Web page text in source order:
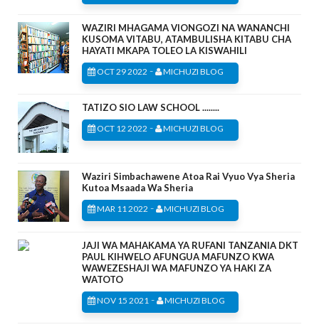
WAZIRI MHAGAMA VIONGOZI NA WANANCHI
KUSOMA VITABU, ATAMBULISHA KITABU CHA
HAYATI MKAPA TOLEO LA KISWAHILI
OCT 29 2022 - MICHUZI BLOG
TATIZO SIO LAW SCHOOL ........
OCT 12 2022 - MICHUZI BLOG
Waziri Simbachawene Atoa Rai Vyuo Vya Sheria
Kutoa Msaada Wa Sheria
MAR 11 2022 - MICHUZI BLOG
JAJI WA MAHAKAMA YA RUFANI TANZANIA DKT
PAUL KIHWELO AFUNGUA MAFUNZO KWA
WAWEZESHAJI WA MAFUNZO YA HAKI ZA
WATOTO
NOV 15 2021 - MICHUZI BLOG